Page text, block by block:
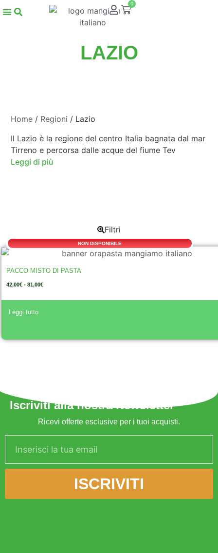
0
LAZIO
Home / Regioni / Lazio
Il Lazio è la regione del centro Italia bagnata dal mar
Tirreno e percorsa dalle acque del fiume Tev
Leggi di più
Filtri
NON DISPONIBILE
PACCO MISTO DI PASTA
42,00€ - 81,00€
Leggi tutto
n
Iscriviti alla nostra Newsletter
Ricevi offerte esclusive per i tuoi acquisti.
ISCRIVITI